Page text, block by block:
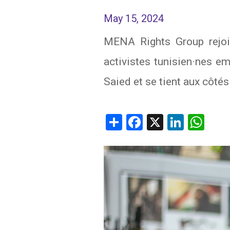
IRAQ
JORDAN
KUWAIT
LIBYA
MOROCCO
OMAN
PALESTINE
CONTACT
May 15, 2024
MENA Rights Group
activistes tunisien·nes
Saied et se tient aux
ShareFacebook
X